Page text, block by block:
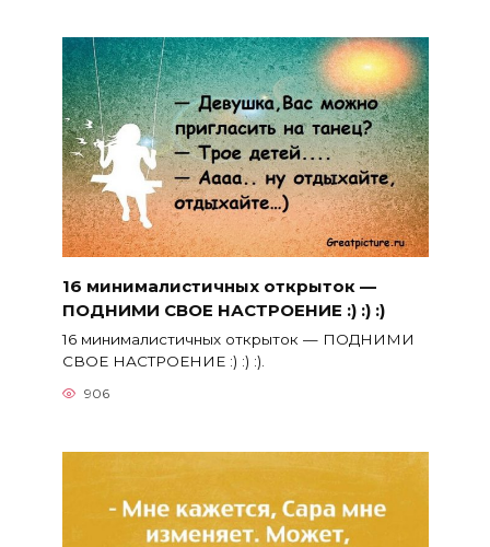
16 минималистичных открыток —
ПОДНИМИ СВОЕ НАСТРОЕНИЕ :) :) :)
16 минималистичных открыток — ПОДНИМИ
СВОЕ НАСТРОЕНИЕ :) :) :).
906